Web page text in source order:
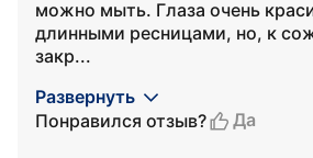
можно мыть. Глаза очень
длинными ресницами, но, к
закр...
Развернуть
Понравился отзыв?
Да